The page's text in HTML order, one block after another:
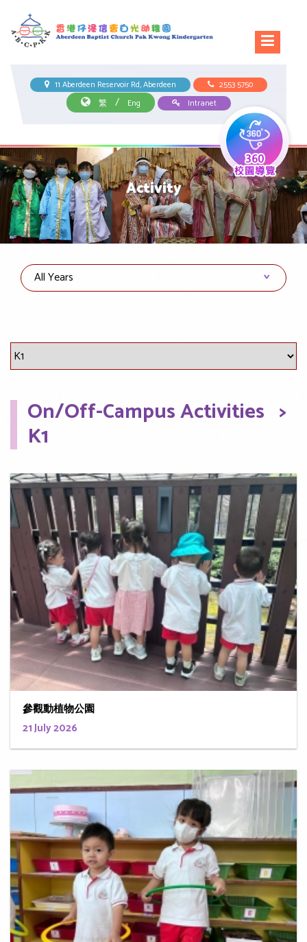
11 Aberdeen Reservoir Rd, Aberdeen
2553 5750
繁
/ Eng Intranet
Activity
On/Off-Campus Activities >
K1
參觀動植物公園
21 July 2026